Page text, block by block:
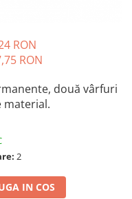
RON
RON
două vârfuri
material.
2
IN COS